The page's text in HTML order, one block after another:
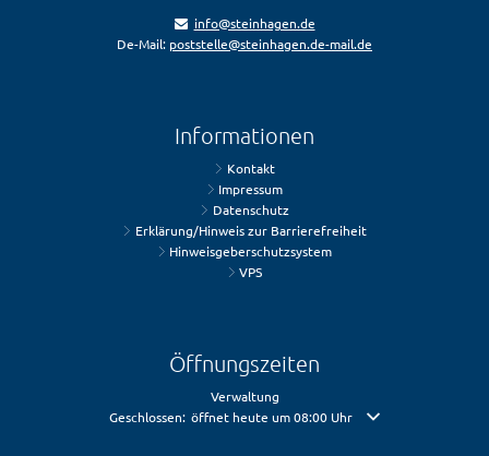
info@steinhagen.de
De-Mail: poststelle@steinhagen.de-mail.de
Informationen
Kontakt
Impressum
Datenschutz
Erklärung/Hinweis zur Barrierefreiheit
Hinweisgeberschutzsystem
VPS
Öffnungszeiten
Verwaltung
Klicken, um weitere Öffnungs- oder Schließzeiten
Geschlossen: öffnet heute um 08:00 Uhr